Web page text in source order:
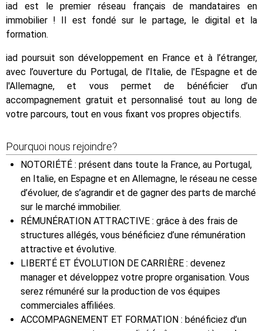
iad est le premier réseau français de mandataires en
immobilier ! Il est fondé sur le partage, le digital et la
formation.
iad poursuit son développement en France et à l’étranger,
avec l’ouverture du Portugal, de l'Italie, de l'Espagne et de
l'Allemagne, et vous permet de bénéficier d’un
accompagnement gratuit et personnalisé tout au long de
votre parcours, tout en vous fixant vos propres objectifs.
Pourquoi nous rejoindre?
NOTORIÉTÉ : présent dans toute la France, au Portugal,
en Italie, en Espagne et en Allemagne, le réseau ne cesse
d’évoluer, de s’agrandir et de gagner des parts de marché
sur le marché immobilier.
RÉMUNÉRATION ATTRACTIVE : grâce à des frais de
structures allégés, vous bénéficiez d’une rémunération
attractive et évolutive.
LIBERTÉ ET ÉVOLUTION DE CARRIÈRE : devenez
manager et développez votre propre organisation. Vous
serez rémunéré sur la production de vos équipes
commerciales affiliées.
ACCOMPAGNEMENT ET FORMATION : bénéficiez d’un